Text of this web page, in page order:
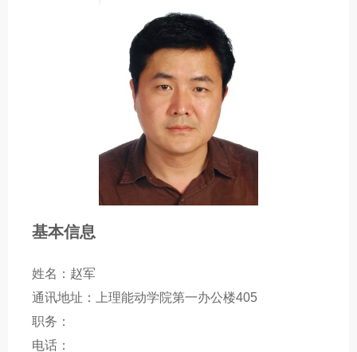
基本信息
姓名：赵军
通讯地址：上理能动学院第一办公楼405
职务：
电话：